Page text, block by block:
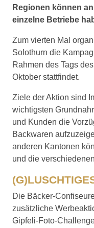
Regionen können
einzelne Betriebe
Zum vierten Mal
Solothurn die
Rahmen des Tags
Oktober stattfindet.
Ziele der Aktion sind
wichtigsten
und Kunden die
Backwaren
anderen Kantonen
und die
Die Bäcker-
zusätzliche
Gipfeli-Foto-